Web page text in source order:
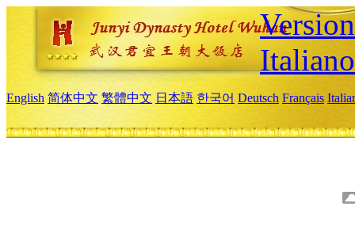
Italiano
English 简体中文 繁體中文 日本語 한국어 Deutsch Français